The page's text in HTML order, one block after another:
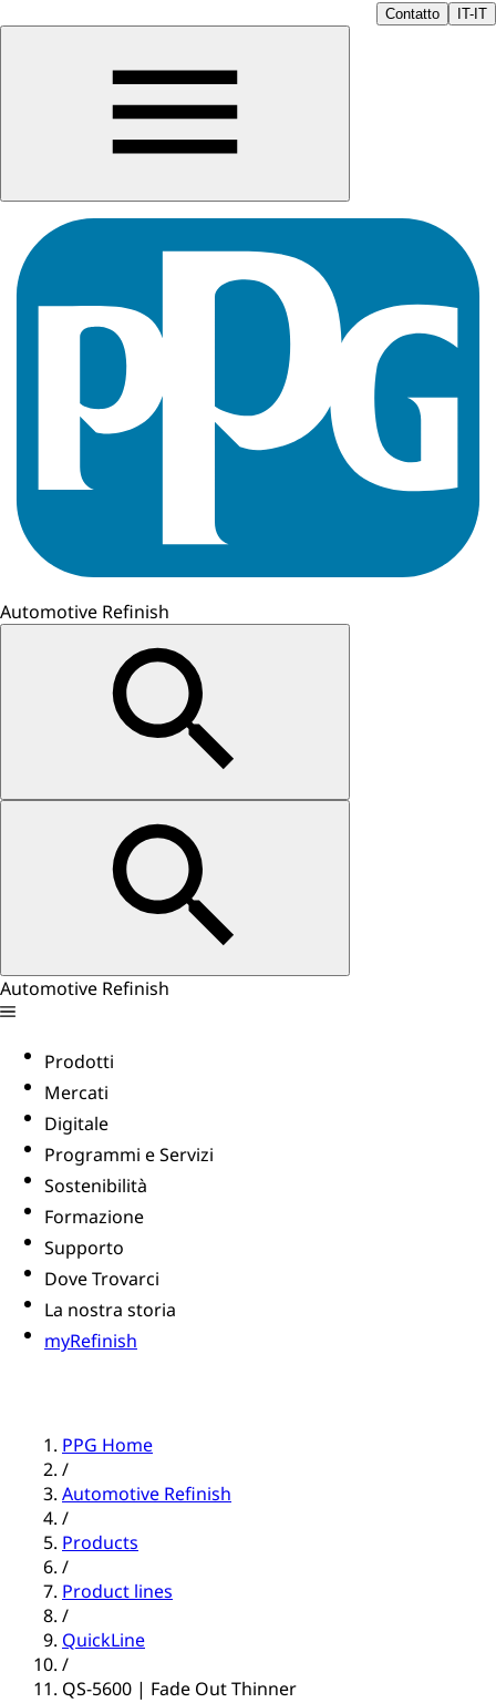
Contatto IT-IT
Automotive Refinish
Automotive Refinish
Prodotti
Mercati
Digitale
Programmi e Servizi
Sostenibilità
Formazione
Supporto
Dove Trovarci
La nostra storia
myRefinish
PPG Home
/
Automotive Refinish
/
Products
/
Product lines
/
QuickLine
/
QS-5600 | Fade Out Thinner